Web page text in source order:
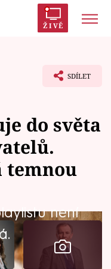
ŽIVĚ
SDÍLET
do světa
temnou
není